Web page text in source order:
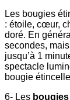
Les bougies
: étoile, cœur,
doré. En
secondes,
jusqu’à 1
spectacle
bougie
6- Les